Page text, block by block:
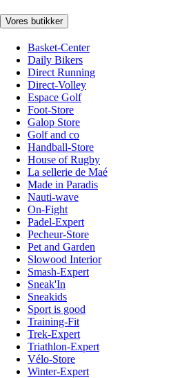
Vores butikker
Basket-Center
Daily Bikers
Direct Running
Direct-Volley
Espace Golf
Foot-Store
Galop Store
Golf and co
Handball-Store
House of Rugby
La sellerie de Maé
Made in Paradis
Nauti-wave
On-Fight
Padel-Expert
Pecheur-Store
Pet and Garden
Slowood Interior
Smash-Expert
Sneak'In
Sneakids
Sport is good
Training-Fit
Trek-Expert
Triathlon-Expert
Vélo-Store
Winter-Expert